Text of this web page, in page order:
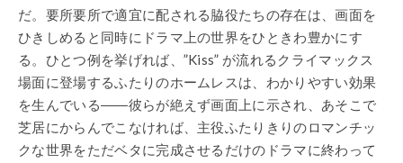
だ。要所要所で適宜に配される脇役たちの存在は、画面を
ひきしめると同時にドラマ上の世界をひときわ豊かにす
る。ひとつ例を挙げれば、”Kiss” が流れるクライマックス
場面に登場するふたりのホームレスは、わかりやすい効果
を生んでいる――彼らが絶えず画面上に示され、あそこで
芝居にからんでこなければ、主役ふたりきりのロマンチッ
クな世界をただベタに完成させるだけのドラマに終わって